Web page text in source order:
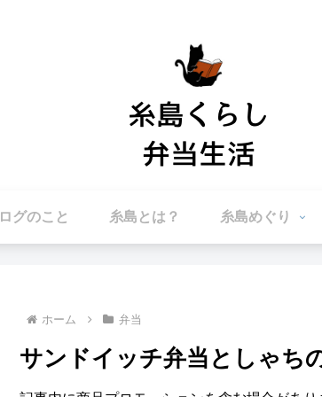
グのこと 糸島とは？ 糸島めぐり
ホーム 弁当
サンドイッチ弁当としゃち